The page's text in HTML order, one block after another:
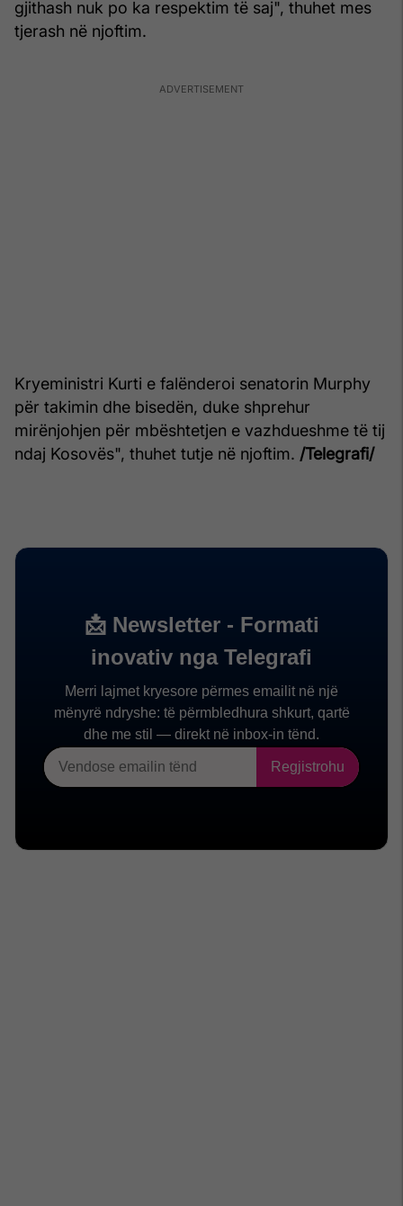
gjithash nuk po ka respektim të saj", thuhet mes
tjerash në njoftim.
Kryeministri Kurti e falënderoi senatorin Murphy
për takimin dhe bisedën, duke shprehur
mirënjohjen për mbështetjen e vazhdueshme të tij
ndaj Kosovës", thuhet tutje në njoftim. /Telegrafi/